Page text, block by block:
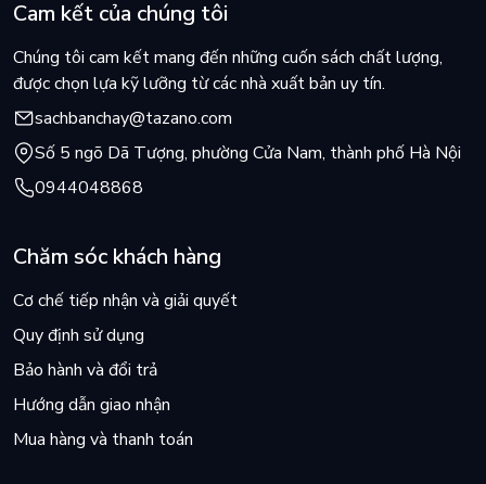
Cam kết của chúng tôi
Chúng tôi cam kết mang đến những cuốn sách chất lượng,
được chọn lựa kỹ lưỡng từ các nhà xuất bản uy tín.
sachbanchay@tazano.com
Số 5 ngõ Dã Tượng, phường Cửa Nam, thành phố Hà Nội
0944048868
Chăm sóc khách hàng
Cơ chế tiếp nhận và giải quyết
Quy định sử dụng
Bảo hành và đổi trả
Hướng dẫn giao nhận
Mua hàng và thanh toán